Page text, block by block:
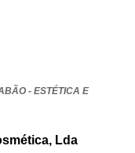
- ESTÉTICA E
Lda